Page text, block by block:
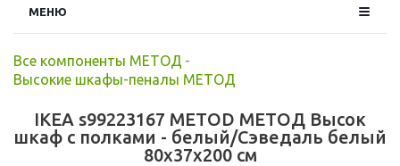
МЕНЮ
Все компоненты МЕТОД -
Высокие шкафы-пеналы МЕТОД
IKEA s99223167 METOD МЕТОД Высок
шкаф с полками - белый/Сэведаль белый
80x37x200 см